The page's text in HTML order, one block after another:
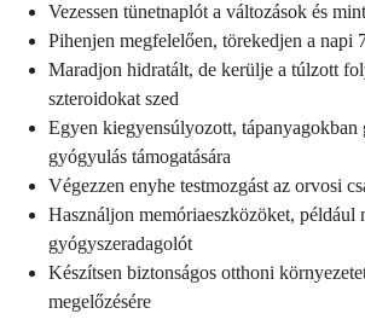
Vezessen tünetnaplót a változások és
Pihenjen megfelelően, törekedjen a napi
Maradjon hidratált, de kerülje a túlzott
szteroidokat szed
Egyen kiegyensúlyozott, tápanyagokban
gyógyulás támogatására
Végezzen enyhe testmozgást az orvosi
Használjon memóriaeszközöket, például
gyógyszeradagolót
Készítsen biztonságos otthoni
megelőzésére